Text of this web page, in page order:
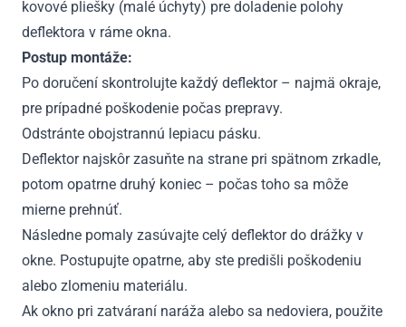
kovové pliešky (malé úchyty) pre doladenie polohy
deflektora v ráme okna.
Postup montáže:
Po doručení skontrolujte každý deflektor – najmä okraje,
pre prípadné poškodenie počas prepravy.
Odstránte obojstrannú lepiacu pásku.
Deflektor najskôr zasuňte na strane pri spätnom zrkadle,
potom opatrne druhý koniec – počas toho sa môže
mierne prehnúť.
Následne pomaly zasúvajte celý deflektor do drážky v
okne. Postupujte opatrne, aby ste predišli poškodeniu
alebo zlomeniu materiálu.
Ak okno pri zatváraní naráža alebo sa nedoviera, použite